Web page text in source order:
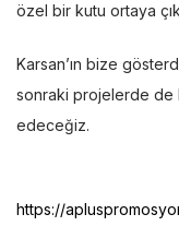
özel bir kutu ortaya
Karsan’ın bize
sonraki projelerde de
edeceğiz.
https://